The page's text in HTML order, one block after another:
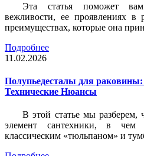
Эта статья поможет
вежливости, ее проявлениях
преимуществах, которые она
Подробнее
11.02.2026
Полупьедесталы для
Технические Нюансы
В этой статье мы разберем,
элемент сантехники, в чем
классическим «тюльпаном» и